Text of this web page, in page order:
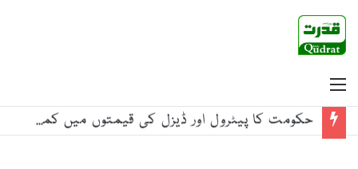
حکومت کا پیٹرول اور ڈیزل کی قیمتوں میں کمی کا اعلان